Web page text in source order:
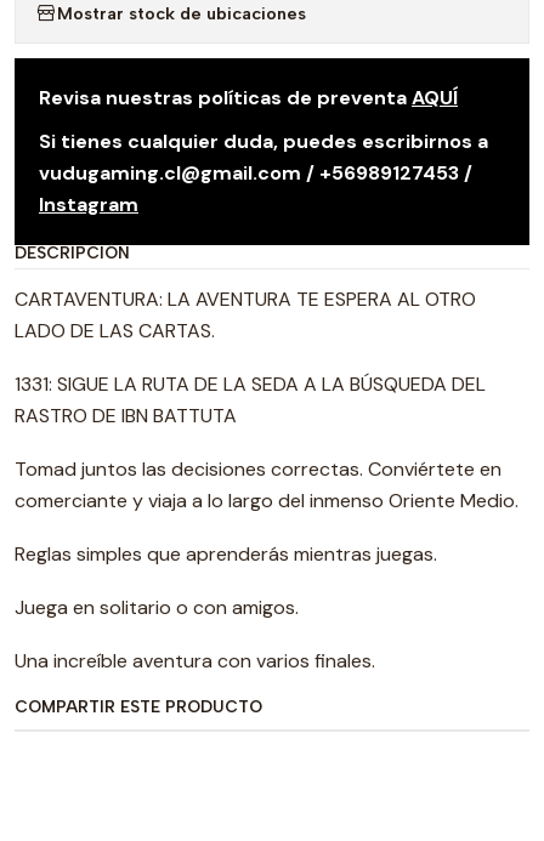
Mostrar stock de ubicaciones
Revisa nuestras políticas de preventaAQUÍ
Si tienes cualquier duda, puedes escribirnos a
vudugaming.cl@gmail.com / +56989127453 /
Instagram
DESCRIPCIÓN
CARTAVENTURA: LA AVENTURA TE ESPERA AL OTRO
LADO DE LAS CARTAS.
1331: SIGUE LA RUTA DE LA SEDA A LA BÚSQUEDA DEL
RASTRO DE IBN BATTUTA
Tomad juntos las decisiones correctas. Conviértete en
comerciante y viaja a lo largo del inmenso Oriente Medio.
Reglas simples que aprenderás mientras juegas.
Juega en solitario o con amigos.
Una increíble aventura con varios finales.
COMPARTIR ESTE PRODUCTO